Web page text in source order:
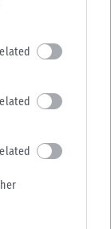
τη σωστή
Κρίσης και